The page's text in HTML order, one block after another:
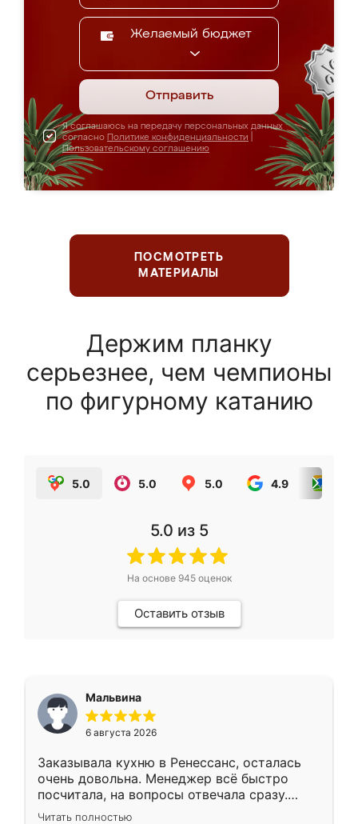
Желаемый бюджет
Отправить
Я соглашаюсь на передачу персональных данных
согласно Политике конфиденциальности
Пользовательскому соглашению
ПОСМОТРЕТЬ
МАТЕРИАЛЫ
Держим планку
серьезнее, чем чемпионы
по фигурному катанию
5.0 5.0 5.0 4.9
5.0 из 5
На основе 945оценок
Оставить отзыв
Мальвина
6 августа 2026
Заказывала кухню в Ренессанс, осталась
очень довольна. Менеджер всё быстро
посчитала, на вопросы отвечала сразу.
Замерщик приехал в субботу, подошёл к
Читать полностью